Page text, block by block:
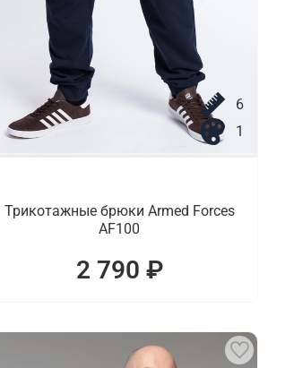
6
1
Трикотажные брюки Armed Forces
AF100
2 790 ₽